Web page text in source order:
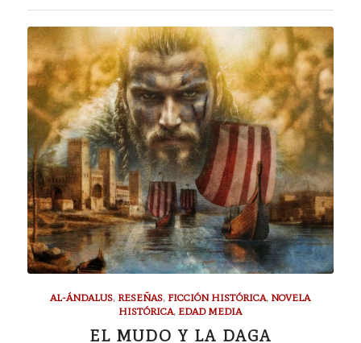
AL-ÁNDALUS, RESEÑAS, FICCIÓN HISTÓRICA, NOVELA
HISTÓRICA, EDAD MEDIA
EL MUDO Y LA DAGA